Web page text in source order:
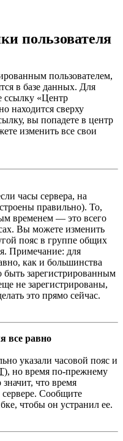
пользователя
пользователем,
в базе данных. Для
ссылку «Центр
находится сверху
вы попадете в центр
изменить все свои
часы сервера, на
правильно). То,
временем — это всего
Вы можете изменить
пояс в группе общих
Примечание: для
как и большинства
быть зарегистрированным
не зарегистрированы,
это прямо сейчас.
все равно
указали часовой пояс и
), но время по-прежнему
значит, что время
сервере. Сообщите
чтобы он устранил ее.